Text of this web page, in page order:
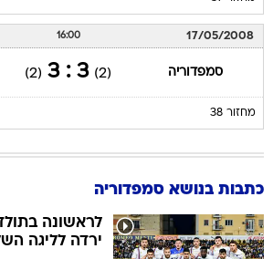
17/05/2008
16:00
סמפדוריה (2)
3 : 3
(2)
מחזור 38
כתבות בנושא סמפדוריה
לראשונה
ירדה לליגה